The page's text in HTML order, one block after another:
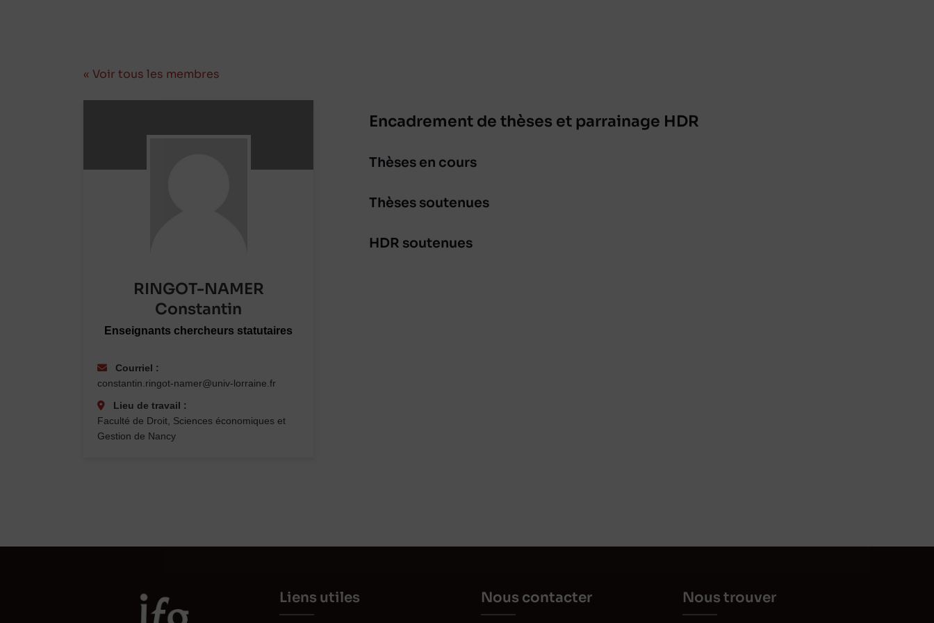
« Voir tous les membres
RINGOT-NAMER
Constantin
Enseignants chercheurs statutaires
Courriel :
constantin.ringot-namer@univ-lorraine.fr
Lieu de travail :
Faculté de Droit, Sciences économiques et
Gestion de Nancy
Encadrement de thèses et parrainage HDR
Thèses en cours
Thèses soutenues
HDR soutenues
Liens utiles Nous contacter Nous trouver